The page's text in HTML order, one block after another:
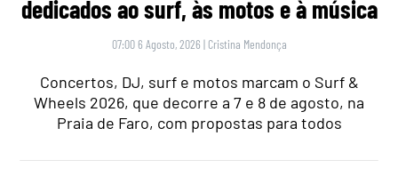
dedicados ao surf, às motos e à música
07:00 6 Agosto, 2026 | Cristina Mendonça
Concertos, DJ, surf e motos marcam o Surf &
Wheels 2026, que decorre a 7 e 8 de agosto, na
Praia de Faro, com propostas para todos